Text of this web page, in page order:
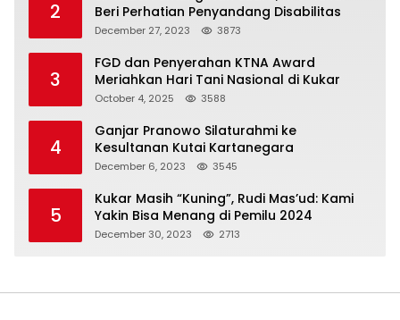
2
Beri Perhatian Penyandang Disabilitas
December 27, 2023 3873
3
FGD dan Penyerahan KTNA Award
Meriahkan Hari Tani Nasional di Kukar
October 4, 2025 3588
4
Ganjar Pranowo Silaturahmi ke
Kesultanan Kutai Kartanegara
December 6, 2023 3545
5
Kukar Masih “Kuning”, Rudi Mas’ud: Kami
Yakin Bisa Menang di Pemilu 2024
December 30, 2023 2713